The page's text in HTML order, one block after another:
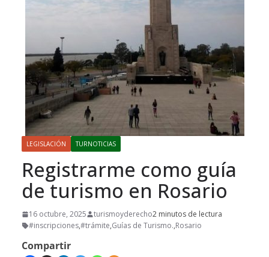
LEGISLACIÓN TURNOTICIAS
Registrarme como guía
de turismo en Rosario
16 octubre, 2025 turismoyderecho2 minutos de lectura
#inscripciones,#trámite,Guías de Turismo.,Rosario
Compartir